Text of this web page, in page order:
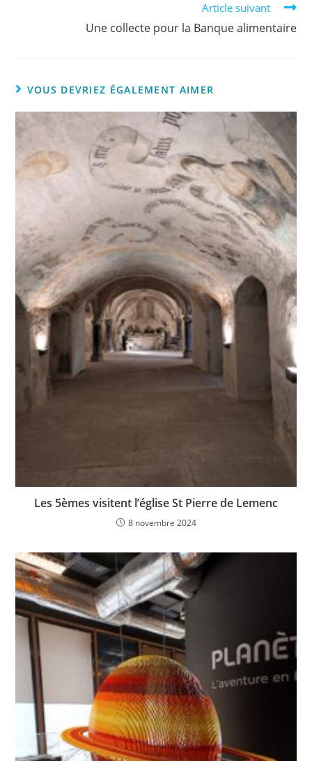
Article suivant
Une collecte pour la Banque alimentaire
VOUS DEVRIEZ ÉGALEMENT AIMER
Les 5èmes visitent l’église St Pierre de Lemenc
8 novembre 2024